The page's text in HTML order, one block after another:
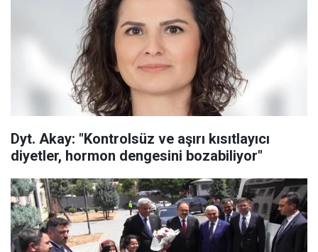
Dyt. Akay: "Kontrolsüz ve aşırı kısıtlayıcı
diyetler, hormon dengesini bozabiliyor"